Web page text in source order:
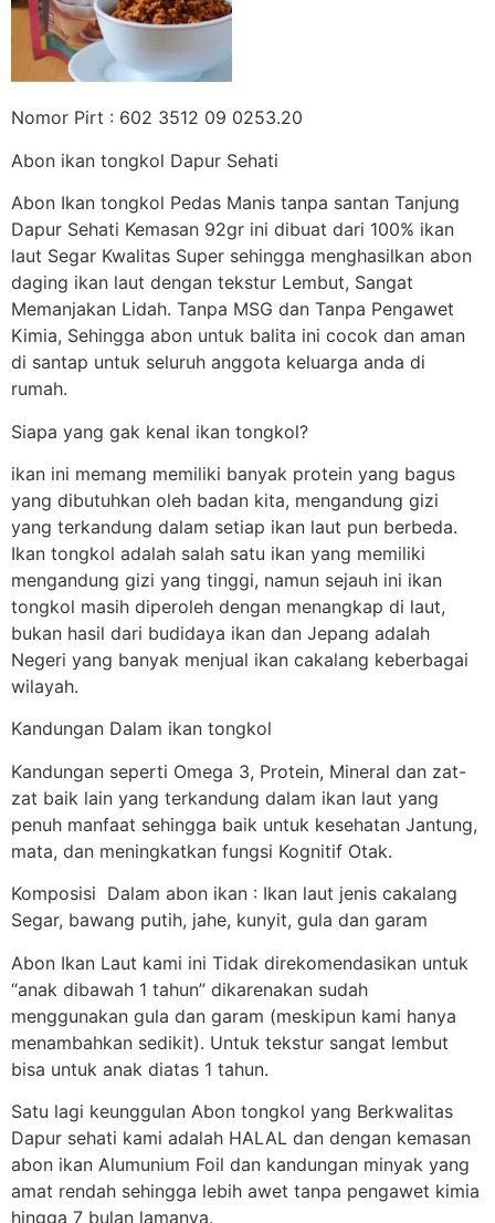
Nomor Pirt : 602 3512 09 0253.20
Abon ikan tongkol Dapur Sehati
Abon Ikan tongkol Pedas Manis tanpa santan Tanjung
Dapur Sehati Kemasan 92gr ini dibuat dari 100% ikan
laut Segar Kwalitas Super sehingga menghasilkan abon
daging ikan laut dengan tekstur Lembut, Sangat
Memanjakan Lidah. Tanpa MSG dan Tanpa Pengawet
Kimia, Sehingga abon untuk balita ini cocok dan aman
di santap untuk seluruh anggota keluarga anda di
rumah.
Siapa yang gak kenal ikan tongkol?
ikan ini memang memiliki banyak protein yang bagus
yang dibutuhkan oleh badan kita, mengandung gizi
yang terkandung dalam setiap ikan laut pun berbeda.
Ikan tongkol adalah salah satu ikan yang memiliki
mengandung gizi yang tinggi, namun sejauh ini ikan
tongkol masih diperoleh dengan menangkap di laut,
bukan hasil dari budidaya ikan dan Jepang adalah
Negeri yang banyak menjual ikan cakalang keberbagai
wilayah.
Kandungan Dalam ikan tongkol
Kandungan seperti Omega 3, Protein, Mineral dan zat-
zat baik lain yang terkandung dalam ikan laut yang
penuh manfaat sehingga baik untuk kesehatan Jantung,
mata, dan meningkatkan fungsi Kognitif Otak.
Komposisi Dalam abon ikan : Ikan laut jenis cakalang
Segar, bawang putih, jahe, kunyit, gula dan garam
Abon Ikan Laut kami ini Tidak direkomendasikan untuk
“anak dibawah 1 tahun” dikarenakan sudah
menggunakan gula dan garam (meskipun kami hanya
menambahkan sedikit). Untuk tekstur sangat lembut
bisa untuk anak diatas 1 tahun.
Satu lagi keunggulan Abon tongkol yang Berkwalitas
Dapur sehati kami adalah HALAL dan dengan kemasan
abon ikan Alumunium Foil dan kandungan minyak yang
amat rendah sehingga lebih awet tanpa pengawet kimia
hingga 7 bulan lamanya.